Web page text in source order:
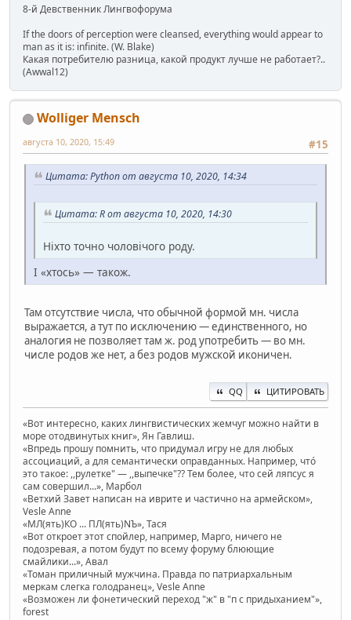
8-й Девственник Лингвофорума
If the doors of perception were cleansed, everything would appear to
man as it is: infinite. (W. Blake)
Какая потребителю разница, какой продукт лучше не работает?..
(Awwal12)
Wolliger Mensch
#15
августа 10, 2020, 15:49
Цитата: Python от августа 10, 2020, 14:34
Цитата: R от августа 10, 2020, 14:30
Ніхто точно чоловічого роду.
І «хтось» — також.
Там отсутствие числа, что обычной формой мн. числа
выражается, а тут по исключению — единственного, но
аналогия не позволяет там ж. род употребить — во мн.
числе родов же нет, а без родов мужской иконичен.
QQ ЦИТИРОВАТЬ
«Вот интересно, каких лингвистических жемчуг можно найти в
море отодвинутых книг», Ян Гавлиш.
«Впредь прошу помнить, что придумал игру не для любых
ассоциаций, а для семантически оправданных. Например, чтó
это такое: ,,рулетке" — ,,выпечке"?? Тем более, что сей ляпсус я
сам совершил...», Марбол
«Ветхий Завет написан на иврите и частично на армейском»,
Vesle Anne
«МЛ(ять)КО ... ПЛ(ять)NЪ», Тася
«Вот откроет этот спойлер, например, Марго, ничего не
подозревая, а потом будут по всему форуму блюющие
смайлики...», Авал
«Томан приличный мужчина. Правда по патриархальным
меркам слегка голодранец», Vesle Anne
«Возможен ли фонетический переход "ж" в "п с придыханием"»,
forest